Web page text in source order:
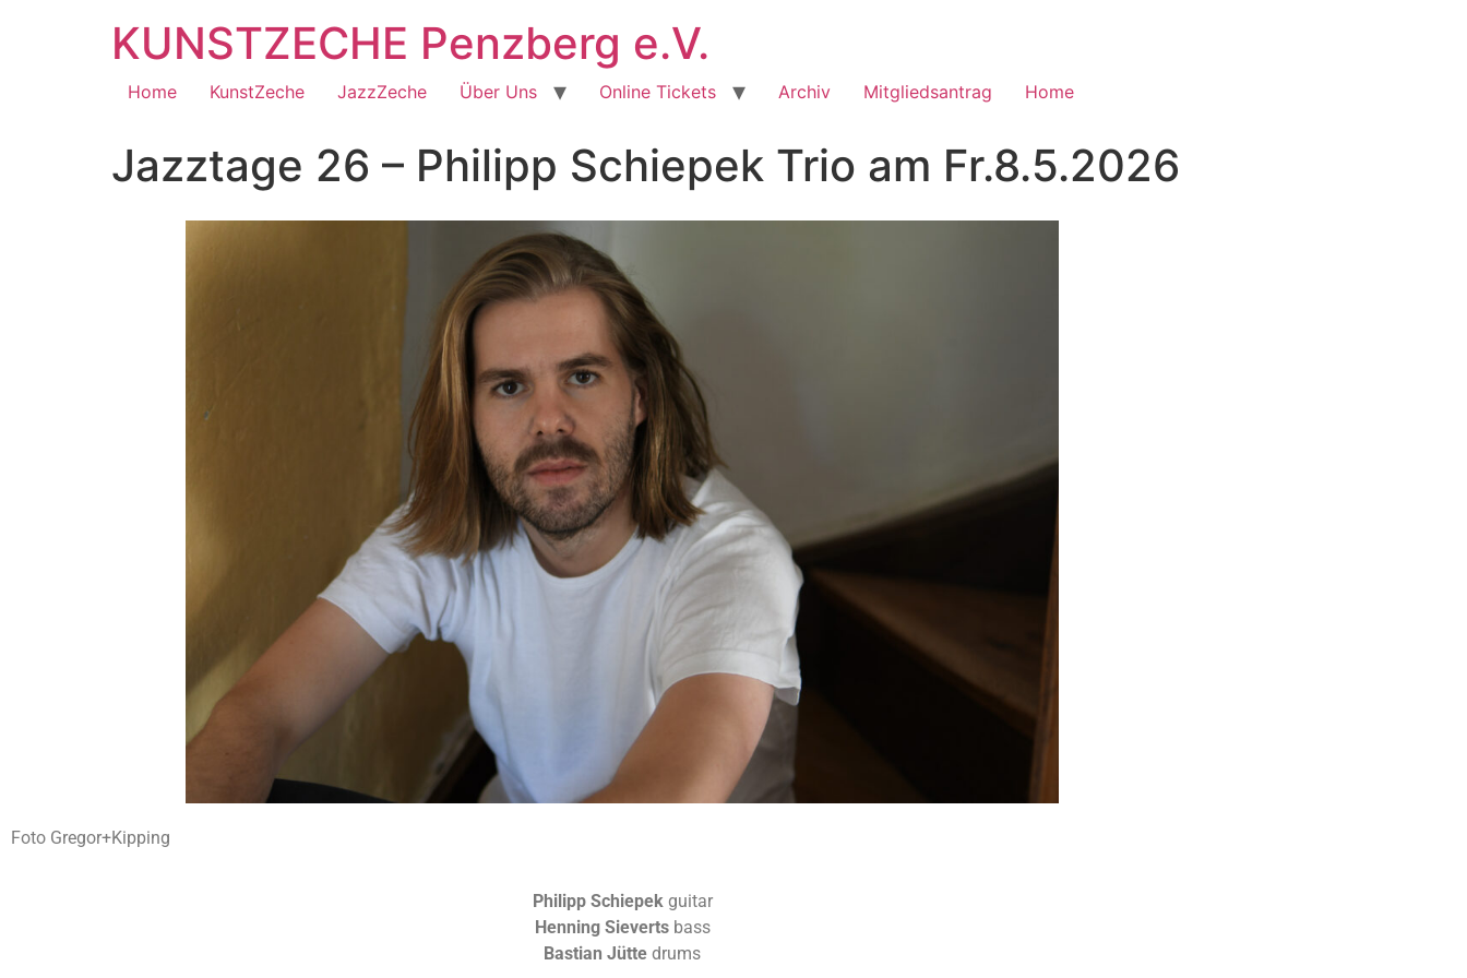
KUNSTZECHE Penzberg e.V.
Home KunstZeche JazzZeche Über Uns Online Tickets Archiv Mitgliedsantrag Home
Jazztage 26 – Philipp Schiepek Trio am Fr.8.5.2026
Foto Gregor+Kipping
Philipp Schiepekguitar
Henning Sievertsbass
Bastian Jütte drums